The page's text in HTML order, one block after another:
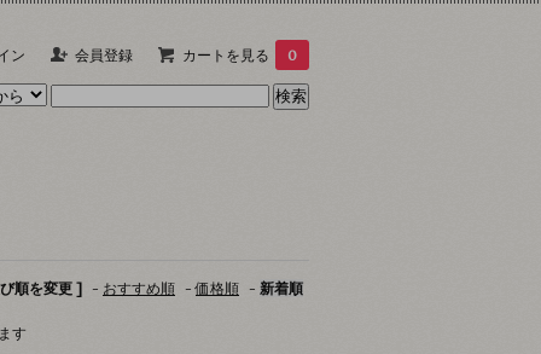
ン 会員登録 カートを見る 0
順を変更 ] - おすすめ順 -価格順 - 新着順
す